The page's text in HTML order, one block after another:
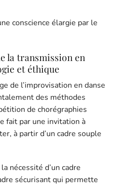
conscience élargie par le
la transmission en
et éthique
de l’improvisation en danse
des méthodes
de chorégraphies
fait par une invitation à
à partir d’un cadre souple
nécessité d’un cadre
sécurisant qui permette